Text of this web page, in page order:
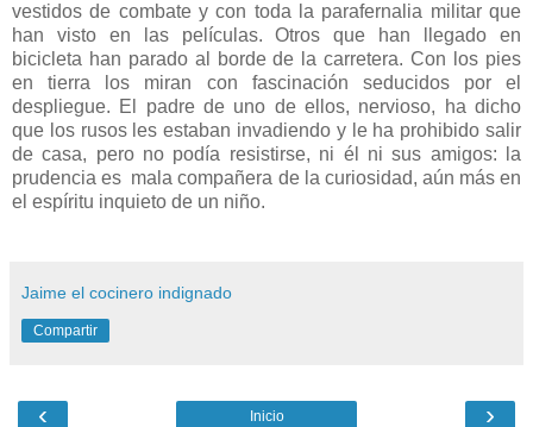
vestidos de combate y con toda la parafernalia militar que
han visto en las películas. Otros que han llegado en
bicicleta han parado al borde de la carretera. Con los pies
en tierra los miran con fascinación seducidos por el
despliegue. El padre de uno de ellos, nervioso, ha dicho
que los rusos les estaban invadiendo y le ha prohibido salir
de casa, pero no podía resistirse, ni él ni sus amigos: la
prudencia es mala compañera de la curiosidad, aún más en
el espíritu inquieto de un niño.
Jaime el cocinero indignado
Compartir
‹ ›
Inicio